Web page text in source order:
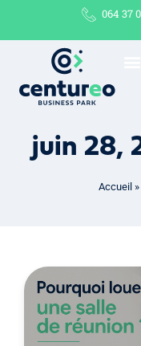
064 37
juin 28,
Accueil »